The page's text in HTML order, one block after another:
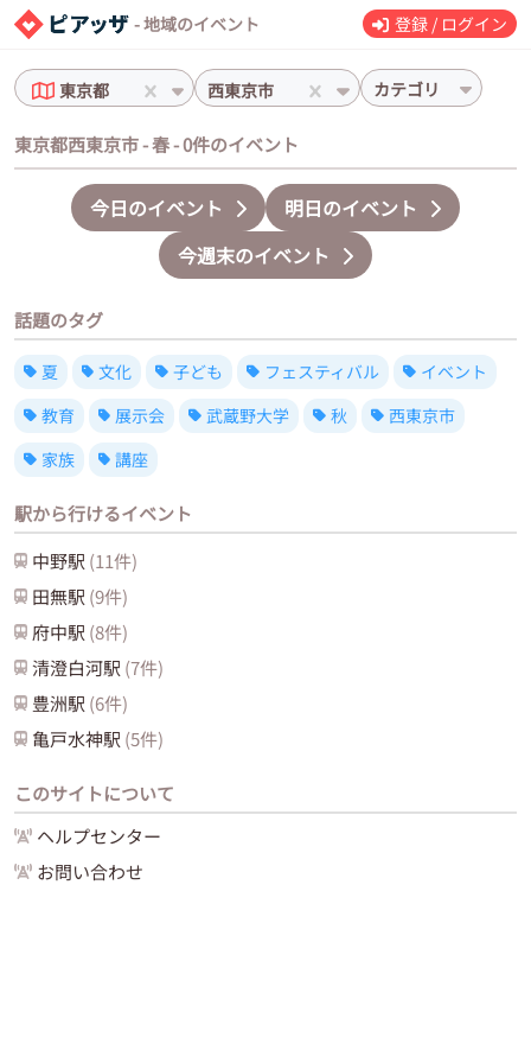
- 地域のイベント 登録 / ログイン
東京都 西東京市 カテゴリ
東京都西東京市 - 春 - 0件のイベント
今日のイベント
明日のイベント
今週末のイベント
話題のタグ
夏 文化 子ども フェスティバル
イベント
教育
展示会 武蔵野大学 秋
西東京市
家族
講座
駅から行けるイベント
中野駅 (11件)
田無駅 (9件)
府中駅 (8件)
清澄白河駅 (7件)
豊洲駅 (6件)
亀戸水神駅 (5件)
このサイトについて
ヘルプセンター
お問い合わせ